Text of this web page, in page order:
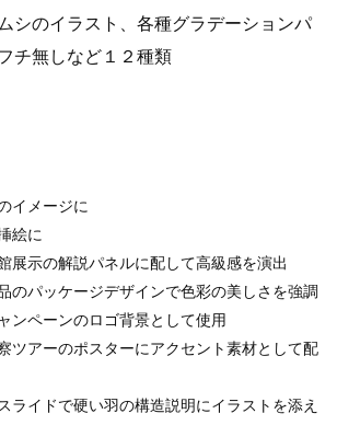
シのイラスト、各種グラデーションパ
チ無しなど１２種類
イメージに
絵に
展示の解説パネルに配して高級感を演出
のパッケージデザインで色彩の美しさを強調
ンペーンのロゴ背景として使用
ツアーのポスターにアクセント素材として配
ライドで硬い羽の構造説明にイラストを添え